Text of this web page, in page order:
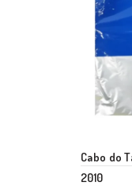
Cabo do
2010